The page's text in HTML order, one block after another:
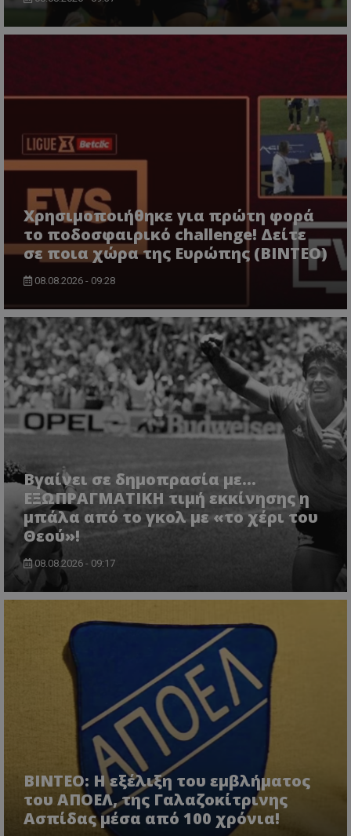
Χρησιμοποιήθηκε για πρώτη φορά
το ποδοσφαιρικό challenge! Δείτε
σε ποια χώρα της Ευρώπης (ΒΙΝΤΕΟ)
08.08.2026 - 09:28
Βγαίνει σε δημοπρασία με...
ΕΞΩΠΡΑΓΜΑΤΙΚΗ τιμή εκκίνησης η
μπάλα από το γκολ με «το χέρι του
Θεού»!
08.08.2026 - 09:17
ΒΙΝΤΕΟ: Η εξέλιξη του εμβλήματος
του ΑΠΟΕΛ, της Γαλαζοκίτρινης
Ασπίδας μέσα από 100 χρόνια!